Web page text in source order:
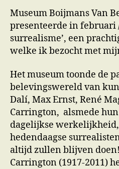
Museum Boijmans Van
presenteerde in februari
surrealisme’, een
welke ik bezocht met
Het museum toonde de
belevingswereld van
Dalí, Max Ernst, René
Carrington, alsmede
dagelijkse
hedendaagse
altijd zullen blijven
Carrington (1917-2011)